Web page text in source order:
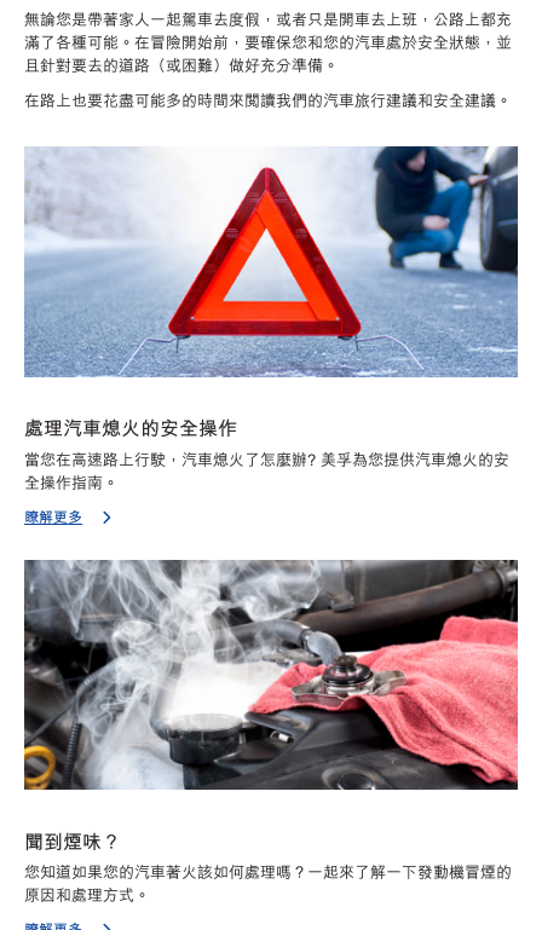
無論您是帶著家人一起駕車去度假，或者只是開車去上班，公路上都充
滿了各種可能。在冒險開始前，要確保您和您的汽車處於安全狀態，並
且針對要去的道路（或困難）做好充分準備。
在路上也要花盡可能多的時間來閱讀我們的汽車旅行建議和安全建議。
處理汽車熄火的安全操作
當您在高速路上行駛，汽車熄火了怎麼辦? 美孚為您提供汽車熄火的安
全操作指南。
瞭解更多
聞到煙味？
您知道如果您的汽車著火該如何處理嗎？一起來了解一下發動機冒煙的
原因和處理方式。